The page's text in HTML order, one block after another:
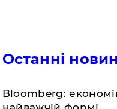
Останні
Bloomberg: